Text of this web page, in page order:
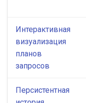
Интерактивная
визуализация
планов
запросов
Персистентная